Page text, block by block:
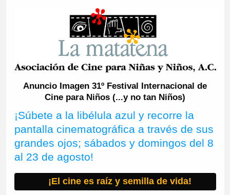
Anuncio Imagen 31º Festival Internacional de
Cine para Niños (...y no tan Niños)
¡Súbete a la libélula azul y recorre la
pantalla cinematográfica a través de sus
grandes ojos; sábados y domingos del 8
al 23 de agosto!
¡El cine es raíz y semilla de vida!